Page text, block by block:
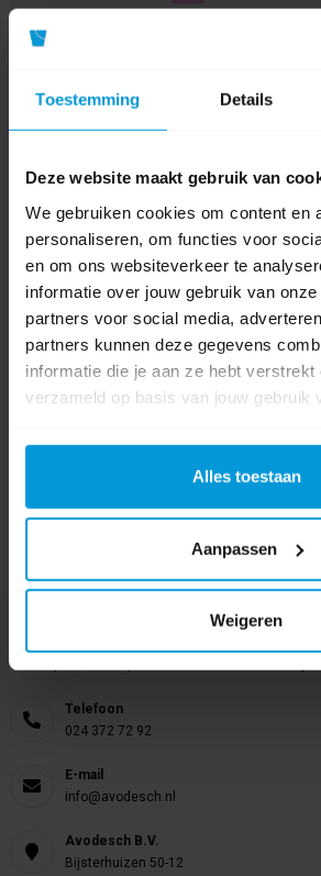
Toestemming Details
Deze website maakt gebruik van
We gebruiken cookies om content en
personaliseren, om functies voor
en om ons websiteverkeer te
informatie over jouw gebruik van
partners voor social media,
partners kunnen deze gegevens
informatie die je aan ze hebt verstrekt
verzameld op basis van jouw gebruik
Alles toestaan
Aanpassen
Weigeren
Hoeveelheid
Placemats
Product labels
tafelaankleding Placemat (12)
0
Schrijf als eerste voor dit product
Onze product specialisten staan voor je
Telefoon
024 372 72 92
E-mail
info@avodesch.nl
Avodesch B.V.
Bijsterhuizen 50-12